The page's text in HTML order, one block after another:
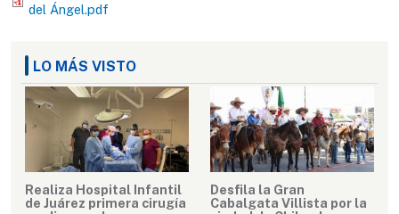
del Ángel.pdf
LO MÁS VISTO
Realiza Hospital Infantil
de Juárez primera cirugía
Desfila la Gran
Cabalgata Villista por la